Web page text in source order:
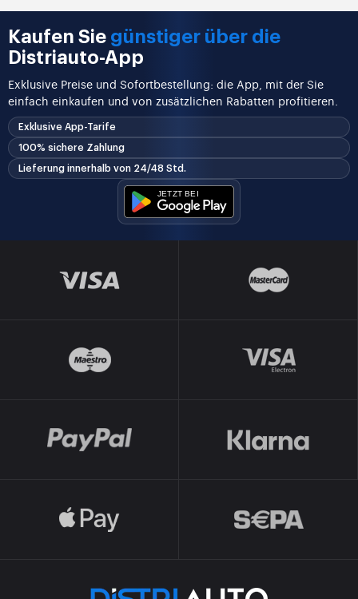
Kaufen Sie günstiger über die
Distriauto-App
Exklusive Preise und Sofortbestellung: die App, mit der Sie
einfach einkaufen und von zusätzlichen Rabatten profitieren.
Exklusive App-Tarife
100% sichere Zahlung
Lieferung innerhalb von 24/48 Std.